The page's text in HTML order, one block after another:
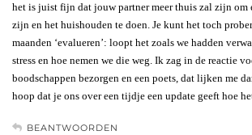
het is juist fijn dat jouw partner meer thuis zal zijn om
zijn en het huishouden te doen. Je kunt het toch
maanden ‘evalueren’: loopt het zoals we hadden
stress en hoe nemen we die weg. Ik zag in de reactie
boodschappen bezorgen en een poets, dat lijken me
hoop dat je ons over een tijdje een update geeft hoe
BEANTWOORDEN